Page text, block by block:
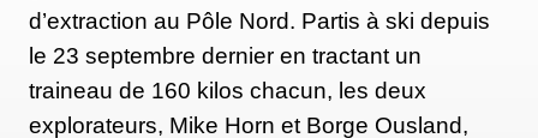
d’extraction au Pôle Nord. Partis à ski depuis
le 23 septembre dernier en tractant un
traineau de 160 kilos chacun, les deux
explorateurs, Mike Horn et Borge Ousland,